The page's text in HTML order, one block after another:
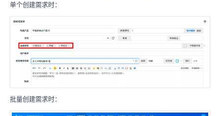
单个创建需求时：
批量创建需求时：